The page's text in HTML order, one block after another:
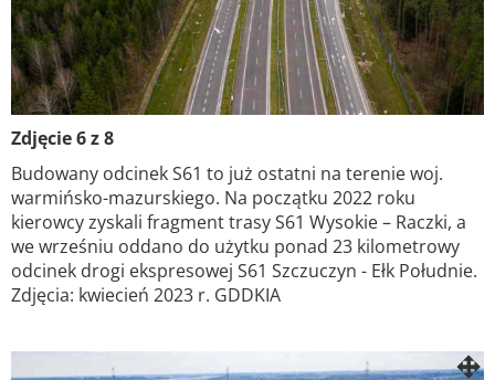
Zdjęcie 6 z 8
Budowany odcinek S61 to już ostatni na terenie woj.
warmińsko-mazurskiego. Na początku 2022 roku
kierowcy zyskali fragment trasy S61 Wysokie – Raczki, a
we wrześniu oddano do użytku ponad 23 kilometrowy
odcinek drogi ekspresowej S61 Szczuczyn - Ełk Południe.
Zdjęcia: kwiecień 2023 r. GDDKIA